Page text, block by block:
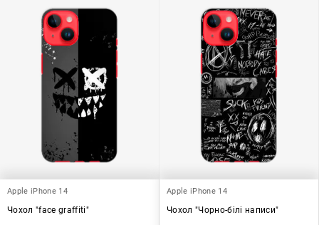
Apple iPhone 14
Чохол "face graffiti"
Apple iPhone 14
Чохол "Чорно-білі написи"